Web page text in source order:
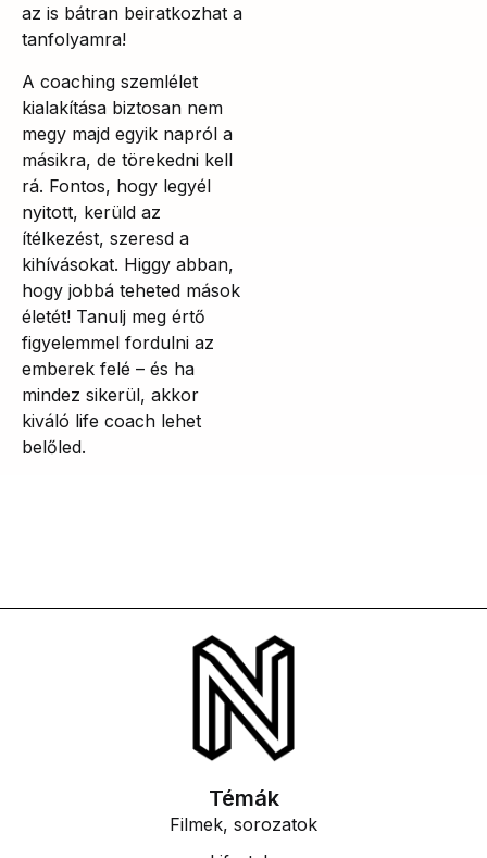
az is bátran beiratkozhat a
tanfolyamra!
A coaching szemlélet
kialakítása biztosan nem
megy majd egyik napról a
másikra, de törekedni kell
rá. Fontos, hogy legyél
nyitott, kerüld az
ítélkezést, szeresd a
kihívásokat. Higgy abban,
hogy jobbá teheted mások
életét! Tanulj meg értő
figyelemmel fordulni az
emberek felé – és ha
mindez sikerül, akkor
kiváló life coach lehet
belőled.
Témák
Filmek, sorozatok